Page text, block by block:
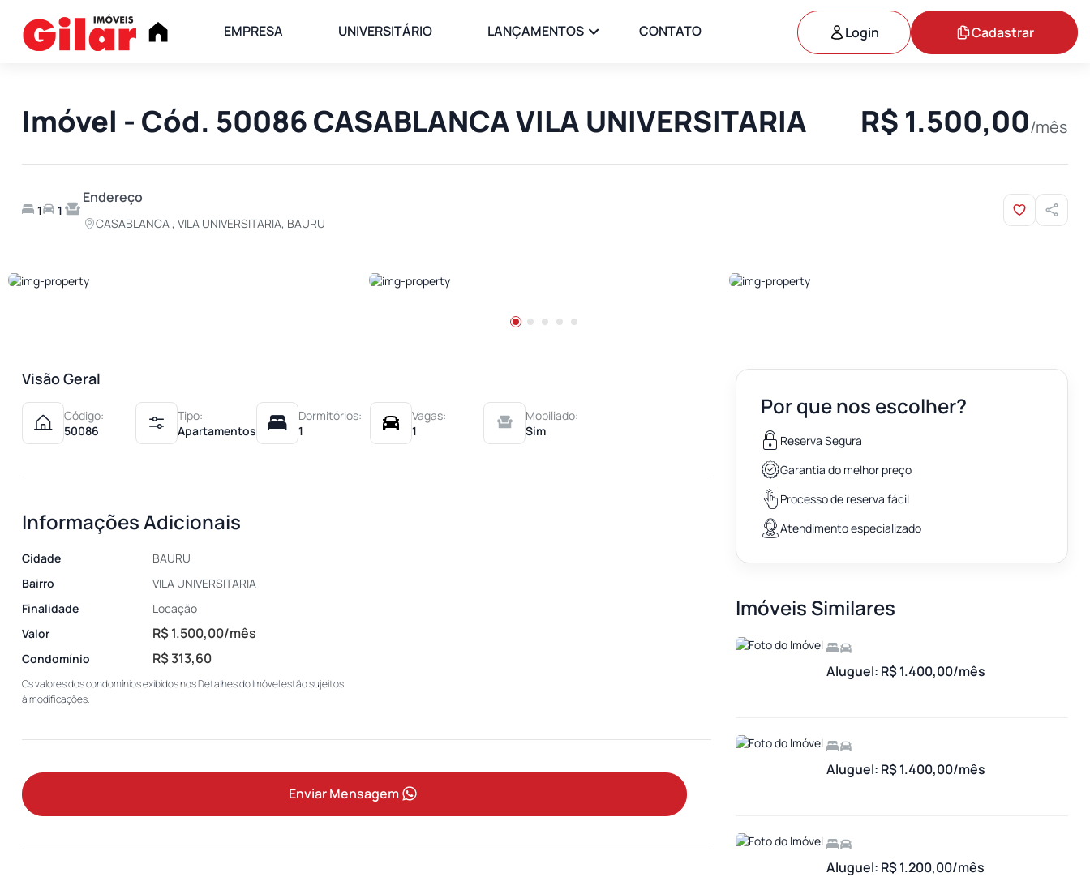
EMPRESA UNIVERSITÁRIO LANÇAMENTOS CONTATO Login Cadastrar
Imóvel - Cód. 50086 CASABLANCA VILA UNIVERSITARIA R$ 1.500,00/mês
1 1
Endereço
CASABLANCA , VILA UNIVERSITARIA, BAURU
Visão Geral
Código:
50086
Tipo:
Apartamentos
Dormitórios:
1
Vagas:
1
Mobiliado:
Sim
Informações Adicionais
Cidade
BAURU
Bairro
VILA UNIVERSITARIA
Finalidade
Locação
Valor
R$ 1.500,00/mês
Condomínio R$ 313,60
Os valores dos condomínios exibidos nos Detalhes do Imóvel estão sujeitos
à modificações.
Enviar Mensagem
Por que nos escolher?
Reserva Segura
Garantia do melhor preço
Processo de reserva fácil
Atendimento especializado
Imóveis Similares
Aluguel: R$ 1.400,00/mês
Aluguel: R$ 1.400,00/mês
Aluguel: R$ 1.200,00/mês